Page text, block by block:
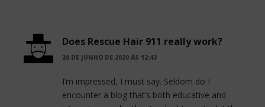
Does Rescue Hair 911 really work?
20 DE JUNHO DE 2020 ÀS 12:43
I’m impressed, I must say. Seldom do I
encounter a blog that’s both educative and